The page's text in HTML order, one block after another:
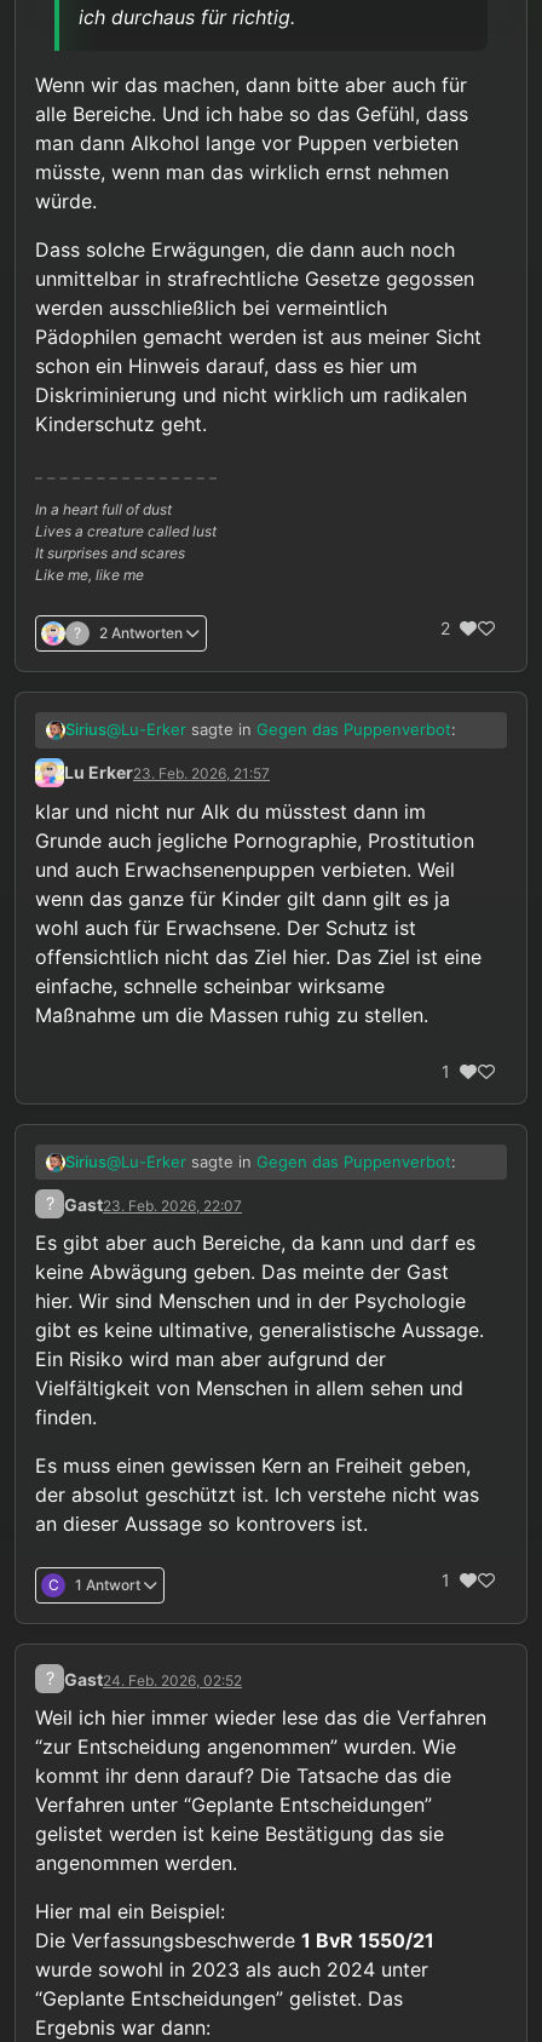
der Kinder zu stellen. Die Gesellschaft hat aber
unseren Willen zu stellen.
ich durchaus für richtig.
Wenn wir das machen, dann bitte aber auch für
alle Bereiche. Und ich habe so das Gefühl, dass
man dann Alkohol lange vor Puppen verbieten
müsste, wenn man das wirklich ernst nehmen
würde.
Dass solche Erwägungen, die dann auch noch
unmittelbar in strafrechtliche Gesetze gegossen
werden ausschließlich bei vermeintlich
Pädophilen gemacht werden ist aus meiner Sicht
schon ein Hinweis darauf, dass es hier um
Diskriminierung und nicht wirklich um radikalen
Kinderschutz geht.
In a heart full of dust
Lives a creature called lust
It surprises and scares
Like me, like me
? 2 Antworten 2
Sirius@Lu-Erker sagte in Gegen das Puppenverbot:
Wahrscheinlichkeit für Missbrauch halte
ich durchaus für richtig.
Wenn wir das machen, dann bitte aber auch für alle
Bereiche. Und ich habe so das Gefühl, dass man
dann Alkohol lange vor Puppen verbieten müsste,
wenn man das wirklich ernst nehmen würde.
Dass solche Erwägungen, die dann auch noch
unmittelbar in strafrechtliche Gesetze gegossen
werden ausschließlich bei vermeintlich Pädophilen
gemacht werden ist aus meiner Sicht schon ein
Hinweis darauf, dass es hier um Diskriminierung
und nicht wirklich um radikalen Kinderschutz geht.
Lu Erker23. Feb. 2026, 21:57
klar und nicht nur Alk du müsstest dann im
Grunde auch jegliche Pornographie, Prostitution
und auch Erwachsenenpuppen verbieten. Weil
wenn das ganze für Kinder gilt dann gilt es ja
wohl auch für Erwachsene. Der Schutz ist
offensichtlich nicht das Ziel hier. Das Ziel ist eine
einfache, schnelle scheinbar wirksame
Maßnahme um die Massen ruhig zu stellen.
1
Sirius@Lu-Erker sagte in Gegen das Puppenverbot:
Wahrscheinlichkeit für Missbrauch halte
ich durchaus für richtig.
Wenn wir das machen, dann bitte aber auch für alle
Bereiche. Und ich habe so das Gefühl, dass man
dann Alkohol lange vor Puppen verbieten müsste,
wenn man das wirklich ernst nehmen würde.
Dass solche Erwägungen, die dann auch noch
unmittelbar in strafrechtliche Gesetze gegossen
werden ausschließlich bei vermeintlich Pädophilen
gemacht werden ist aus meiner Sicht schon ein
? Gast23. Feb. 2026, 22:07
Es gibt aber auch Bereiche, da kann und darf es
keine Abwägung geben. Das meinte der Gast
hier. Wir sind Menschen und in der Psychologie
gibt es keine ultimative, generalistische Aussage.
Ein Risiko wird man aber aufgrund der
Vielfältigkeit von Menschen in allem sehen und
finden.
Es muss einen gewissen Kern an Freiheit geben,
der absolut geschützt ist. Ich verstehe nicht was
an dieser Aussage so kontrovers ist.
C 1 Antwort 1
? Gast24. Feb. 2026, 02:52
Weil ich hier immer wieder lese das die Verfahren
“zur Entscheidung angenommen” wurden. Wie
kommt ihr denn darauf? Die Tatsache das die
Verfahren unter “Geplante Entscheidungen”
gelistet werden ist keine Bestätigung das sie
angenommen werden.
Hier mal ein Beispiel:
Die Verfassungsbeschwerde 1 BvR 1550/21
wurde sowohl in 2023 als auch 2024 unter
“Geplante Entscheidungen” gelistet. Das
Ergebnis war dann: